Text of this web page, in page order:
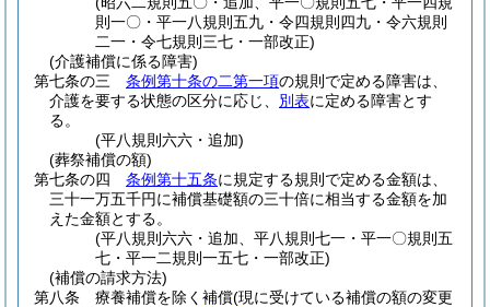
則一〇・平一八規則五九・令四規則四九・令六規則
二一・令七規則三七・一部改正)
(介護補償に係る障害)
第七条の三
条例第十条の二第一項の規則で定める障害は、
介護を要する状態の区分に応じ、 別表に定める障害とす
る。
(平八規則六六・追加)
(葬祭補償の額)
第七条の四
条例第十五条に規定する規則で定める金額は、
三十一万五千円に補償基礎額の三十倍に相当する金額を加
えた金額とする。
(平八規則六六・追加、平八規則七一・平一〇規則五
七・平一二規則一五七・一部改正)
(補償の請求方法)
第八条
療養補償を除く補償(現に受けている補償の額の変更